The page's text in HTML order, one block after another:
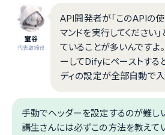
室谷
代表取締役
API開発者が「このAPIの
マンドを実行してください
ていることが多いんですよ
ーしてDifyにペーストする
ディの設定が全部自動で入
手動でヘッダーを設定するのが難し
講生さんには必ずこの方法を教えて